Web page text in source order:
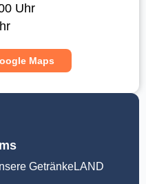
Uhr
Maps
GetränkeLAND